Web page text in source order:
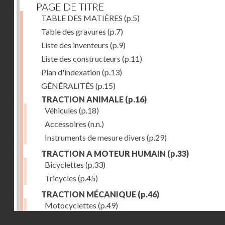
PAGE DE TITRE
TABLE DES MATIÈRES (p.5)
Table des gravures (p.7)
Liste des inventeurs (p.9)
Liste des constructeurs (p.11)
Plan d'indexation(p.13)
GÉNÉRALITÉS (p.15)
TRACTION ANIMALE (p.16)
Véhicules (p.18)
Accessoires (n.n.)
Instruments de mesure divers (p.29)
TRACTION A MOTEUR HUMAIN (p.33)
Bicyclettes (p.33)
Tricycles (p.45)
TRACTION MÉCANIQUE (p.46)
Motocyclettes (p.49)